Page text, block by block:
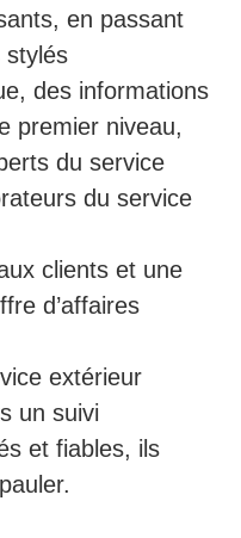
en passant
stylés
des informations
premier niveau,
du service
du service
clients et une
d’affaires
extérieur
un suivi
et fiables, ils